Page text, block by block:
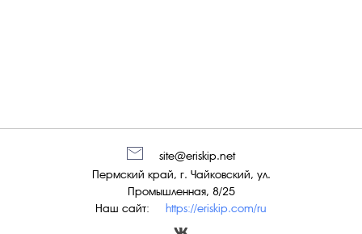
Наш сайт: https://eriskip.com/ru
Пермский край, г. Чайковский, ул.
Промышленная, 8/25
site@eriskip.net